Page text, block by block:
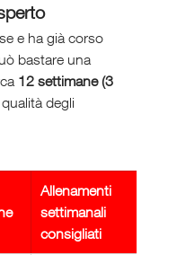
e ha già corso
bastare una
12 settimane (3
degli
Allenamenti
settimanali
consigliati